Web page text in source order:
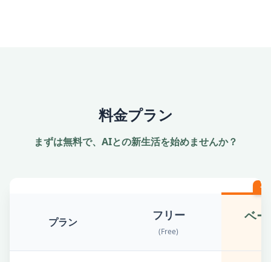
料金プラン
まずは無料で、AIとの新生活を始めませんか？
プラン フリー
(Free)
一
ベ